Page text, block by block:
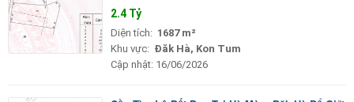
2.4 Tỷ
Diện tích: 1687 m²
Khu vực: Đăk Hà, Kon Tum
Cập nhật: 16/06/2026